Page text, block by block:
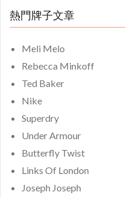
熱門牌子文章
Meli Melo
Rebecca Minkoff
Ted Baker
Nike
Superdry
Under Armour
Butterfly Twist
Links Of London
Joseph Joseph